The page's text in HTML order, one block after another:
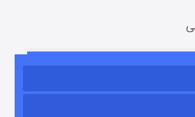
باب اسفنجی فصل ۱۷
۶ (زیرنویس) منتشر شد